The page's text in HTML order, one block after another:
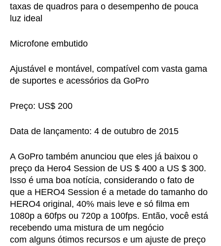
taxas de quadros para o desempenho de pouca
luz ideal
Microfone embutido
Ajustável e montável, compatível com vasta gama
de suportes e acessórios da GoPro
Preço: US$ 200
Data de lançamento: 4 de outubro de 2015
A GoPro também anunciou que eles já baixou o
preço da Hero4 Session de US $ 400 a US $ 300.
Isso é uma boa notícia, considerando o fato de
que a HERO4 Session é a metade do tamanho do
HERO4 original, 40% mais leve e só filma em
1080p a 60fps ou 720p a 100fps. Então, você está
recebendo uma mistura de um negócio
com alguns ótimos recursos e um ajuste de preço